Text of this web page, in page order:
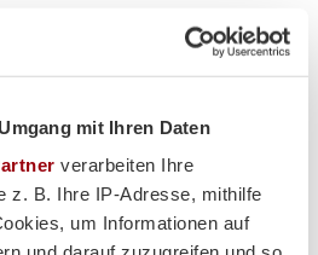
mit Ihren Daten
verarbeiten Ihre
z. B. Ihre IP-Adresse, mithilfe
um Informationen auf